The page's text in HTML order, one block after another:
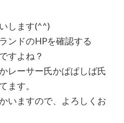
します(^^)
ンドのHPを確認する
すよね？
レーサー氏かぱぱしば氏
ます。
いますので、よろしくお